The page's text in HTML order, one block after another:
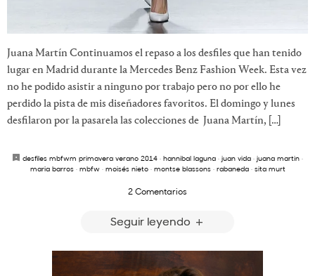
Juana Martín Continuamos el repaso a los desfiles que han tenido
lugar en Madrid durante la Mercedes Benz Fashion Week. Esta vez
no he podido asistir a ninguno por trabajo pero no por ello he
perdido la pista de mis diseñadores favoritos. El domingo y lunes
desfilaron por la pasarela las colecciones de Juana Martín, […]
desfiles mbfwm primavera verano 2014 · hannibal laguna · juan vida · juana martin ·
maria barros· mbfw· moisés nieto· montse blassons· rabaneda· sita murt
2 Comentarios
Seguir leyendo